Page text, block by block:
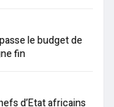
le budget de
fin
d’Etat africains